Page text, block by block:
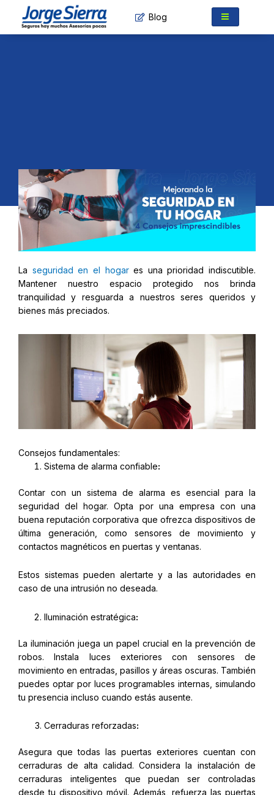
contenido
Blog
La seguridad en el hogares una prioridad indiscutible.
Mantener nuestro espacio protegido nos brinda
tranquilidad y resguarda a nuestros seres queridos y
bienes más preciados.
Consejos fundamentales:
Sistema de alarma confiable:
Contar con un sistema de alarma es esencial para la
seguridad del hogar. Opta por una empresa con una
buena reputación corporativa que ofrezca dispositivos de
última generación, como sensores de movimiento y
contactos magnéticos en puertas y ventanas.
Estos sistemas pueden alertarte y a las autoridades en
caso de una intrusión no deseada.
Iluminación estratégica:
La iluminación juega un papel crucial en la prevención de
robos. Instala luces exteriores con sensores de
movimiento en entradas, pasillos y áreas oscuras. También
puedes optar por luces programables internas, simulando
tu presencia incluso cuando estás ausente.
Cerraduras reforzadas:
Asegura que todas las puertas exteriores cuentan con
cerraduras de alta calidad. Considera la instalación de
cerraduras inteligentes que puedan ser controladas
desde tu dispositivo móvil. Además, refuerza las puertas